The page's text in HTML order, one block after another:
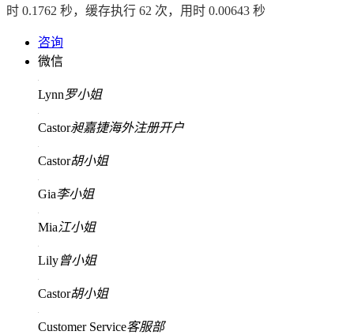
时 0.1762 秒，缓存执行 62 次，用时 0.00643 秒
咨询
微信
Lynn罗小姐
Castor昶嘉捷海外注册开户
Castor胡小姐
Gia李小姐
Mia江小姐
Lily曾小姐
Castor胡小姐
Customer Service客服部